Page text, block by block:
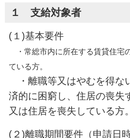
１ 支給対象者
(１)基本要件
・常総市内に所在する賃貸住宅
ている方。
・離職等又はやむを得な
済的に困窮し、住居の喪失
又は住居を喪失している方。
(２)離職期間要件（申請日時